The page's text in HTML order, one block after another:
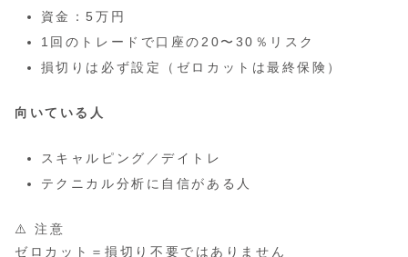
資金：5万円
1回のトレードで口座の20〜30％リスク
損切りは必ず設定（ゼロカットは最終保険）
向いている人
スキャルピング／デイトレ
テクニカル分析に自信がある人
⚠️ 注意
ゼロカット＝損切り不要ではありません